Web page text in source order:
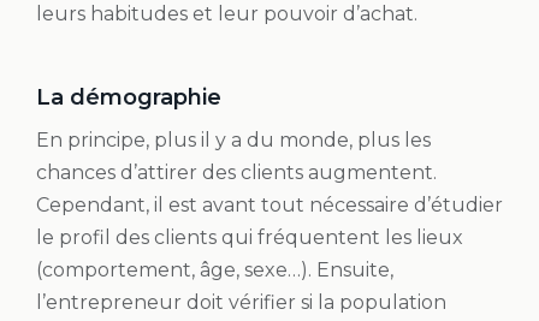
leurs habitudes et leur pouvoir d’achat.
La démographie
En principe, plus il y a du monde, plus les
chances d’attirer des clients augmentent.
Cependant, il est avant tout nécessaire d’étudier
le profil des clients qui fréquentent les lieux
(comportement, âge, sexe…). Ensuite,
l’entrepreneur doit vérifier si la population